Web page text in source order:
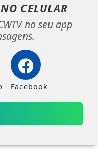
NO CELULAR
no seu app
Facebook